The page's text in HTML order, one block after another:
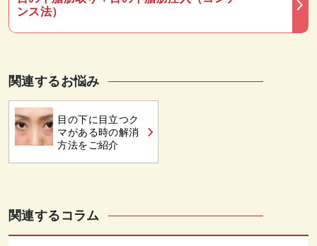
ンス法）
関連するお悩み
目の下に目立つク
マがある時の解消
方法をご紹介
関連するコラム